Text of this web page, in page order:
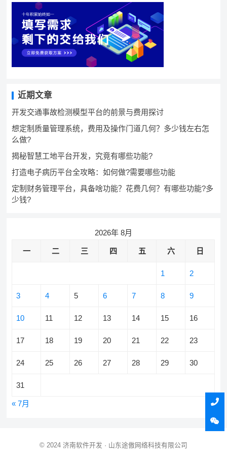
近期文章
开发交通事故检测模型平台的前景与费用探讨
想定制质量管理系统，费用及操作门道几何？多少钱左右怎
么做?
揭秘智慧工地平台开发，究竟有哪些功能?
打造电子病历平台全攻略：如何做?需要哪些功能
定制财务管理平台，具备啥功能？花费几何？有哪些功能?多
少钱?
2026年 8月
一 二 三 四 五 六 日
1 2
3 4 5 6 7 8 9
10 11 12 13 14 15 16
17 18 19 20 21 22 23
24 25 26 27 28 29 30
31
« 7月
© 2024 济南软件开发 · 山东途傲网络科技有限公司